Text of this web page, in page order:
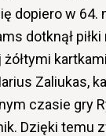
dopiero w
dotknął
Zaliukas,
czasie gry
Dzięki temu